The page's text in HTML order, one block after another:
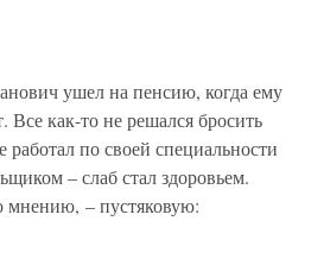
ушел на пенсию, когда ему
Все как-то не решался бросить
работал по своей специальности
– слаб стал здоровьем.
мнению, – пустяковую: